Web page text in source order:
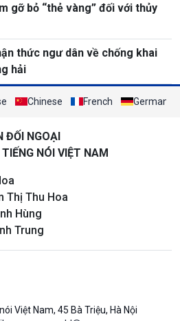
gỡ bỏ “thẻ vàng” đối với thủy
thức ngư dân về chống khai
hải
Chinese French German
ĐỐI NGOẠI
NÓI VIỆT NAM
Thị Thu Hoa
Hùng
Trung
Việt Nam, 45 Bà Triệu, Hà Nội